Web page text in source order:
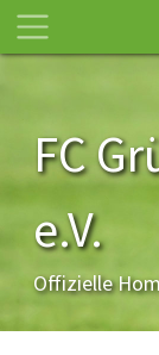
FC
e.V.
Offizielle